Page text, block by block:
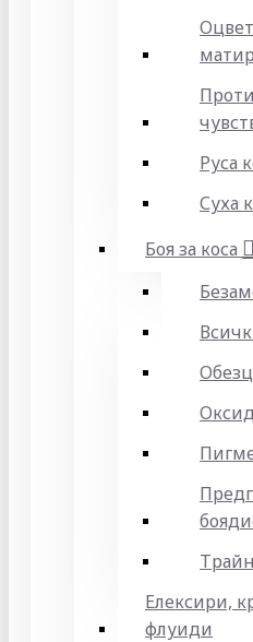
Руса
Суха
Боя за коса
Елексири,
флуиди